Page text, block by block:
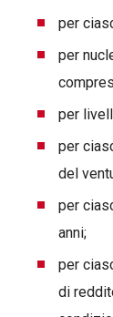
per
per
per
per
del
per
anni;
per
di